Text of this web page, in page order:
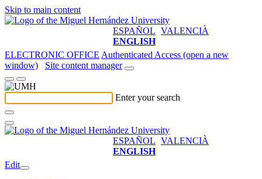
Skip to main content
ESPAÑOL VALENCIÀ
ENGLISH
ELECTRONIC OFFICE Authenticated Access (open a new
window)
Site content manager
Enter your search
ESPAÑOL VALENCIÀ
ENGLISH
Edit